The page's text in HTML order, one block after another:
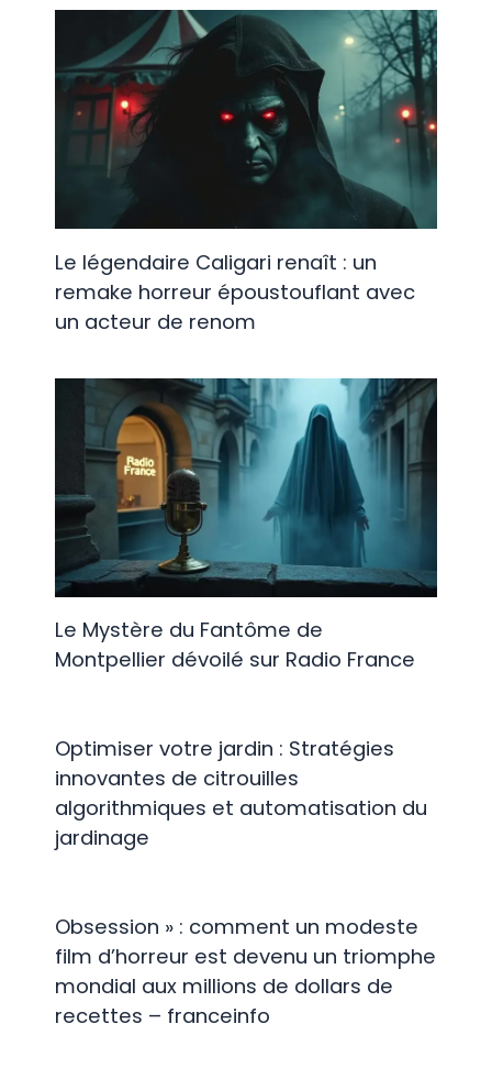
Le légendaire Caligari renaît : un
remake horreur époustouflant avec
un acteur de renom
Le Mystère du Fantôme de
Montpellier dévoilé sur Radio France
Optimiser votre jardin : Stratégies
innovantes de citrouilles
algorithmiques et automatisation du
jardinage
Obsession » : comment un modeste
film d’horreur est devenu un triomphe
mondial aux millions de dollars de
recettes – franceinfo